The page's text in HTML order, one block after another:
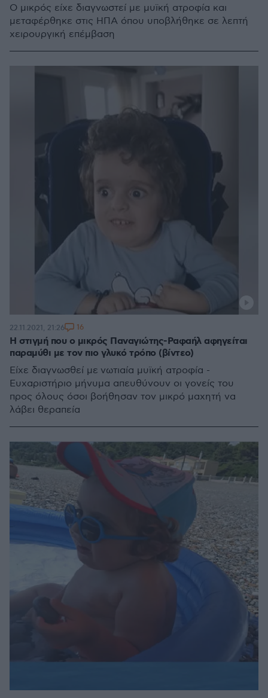
Ο μικρός είχε διαγνωστεί με μυϊκή ατροφία και
μεταφέρθηκε στις ΗΠΑ όπου υποβλήθηκε σε λεπτή
χειρουργική επέμβαση
Η στιγμή που ο μικρός Παναγιώτης-Ραφαήλ αφηγείται
παραμύθι με τον πιο γλυκό τρόπο (βίντεο)
Είχε διαγνωσθεί με νωτιαία μυϊκή ατροφία -
Ευχαριστήριο μήνυμα απευθύνουν οι γονείς του
προς όλους όσοι βοήθησαν τον μικρό μαχητή να
λάβει θεραπεία
22.11.2021, 21:26 16